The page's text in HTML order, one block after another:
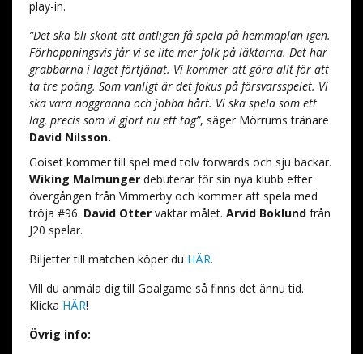
play-in.
”Det ska bli skönt att äntligen få spela på hemmaplan igen.
Förhoppningsvis får vi se lite mer folk på läktarna. Det har
grabbarna i laget förtjänat. Vi kommer att göra allt för att
ta tre poäng. Som vanligt är det fokus på försvarsspelet. Vi
ska vara noggranna och jobba hårt. Vi ska spela som ett
lag, precis som vi gjort nu ett tag”, säger Mörrums tränare
David Nilsson.
Goiset kommer till spel med tolv forwards och sju backar.
Wiking Malmungerdebuterar för sin nya klubb efter
övergången från Vimmerby och kommer att spela med
tröja #96. David Ottervaktar målet. Arvid Boklundfrån
J20 spelar.
Biljetter till matchen köper du HÄR.
Vill du anmäla dig till Goalgame så finns det ännu tid.
Klicka HÄR!
Övrig info: